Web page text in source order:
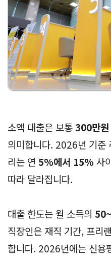
소액 대출은 보통300만원
의미합니다. 2026년 기준
리는 연 5%에서 15% 사
따라 달라집니다.
대출 한도는 월 소득의
직장인은 재직 기간, 프리
합니다. 2026년에는 신용